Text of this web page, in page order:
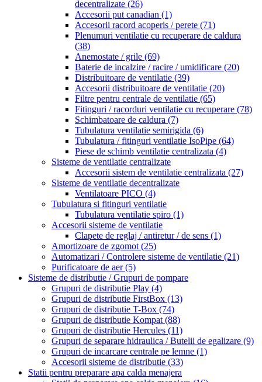
decentralizate (26)
Accesorii put canadian (1)
Accesorii racord acoperis / perete (71)
Plenumuri ventilatie cu recuperare de caldura
(38)
Anemostate / grile (69)
Baterie de incalzire / racire / umidificare (20)
Distribuitoare de ventilatie (39)
Accesorii distribuitoare de ventilatie (20)
Filtre pentru centrale de ventilatie (65)
Fitinguri / racorduri ventilatie cu recuperare (78)
Schimbatoare de caldura (7)
Tubulatura ventilatie semirigida (6)
Tubulatura / fitinguri ventilatie IsoPipe (64)
Piese de schimb ventilatie centralizata (4)
Sisteme de ventilatie centralizate
Accesorii sistem de ventilatie centralizata (27)
Sisteme de ventilatie decentralizate
Ventilatoare PICO (4)
Tubulatura si fitinguri ventilatie
Tubulatura ventilatie spiro (1)
Accesorii sisteme de ventilatie
Clapete de reglaj / antiretur / de sens (1)
Amortizoare de zgomot (25)
Automatizari / Controlere sisteme de ventilatie (21)
Purificatoare de aer(5)
Sisteme de distributie / Grupuri de pompare
Grupuri de distributie Play (4)
Grupuri de distributie FirstBox (13)
Grupuri de distributie T-Box (74)
Grupuri de distributie Kompat (88)
Grupuri de distributie Hercules (11)
Grupuri de separare hidraulica / Butelii de egalizare (9)
Grupuri de incarcare centrale pe lemne (1)
Accesorii sisteme de distributie (33)
Statii pentru preparare apa calda menajera